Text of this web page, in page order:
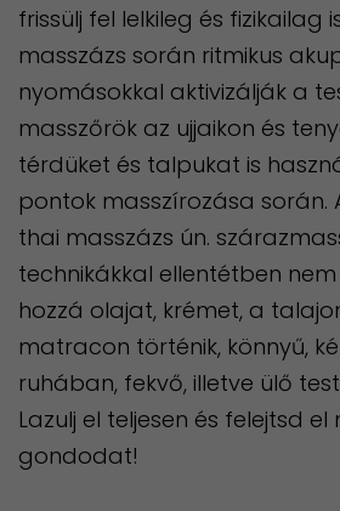
frissülj fel lelkileg és fizikailag
masszázs során ritmikus
nyomásokkal aktivizálják a
masszőrök az ujjaikon és
térdüket és talpukat is
pontok masszírozása során.
thai masszázs ún.
technikákkal ellentétben
hozzá olajat, krémet, a
matracon történik, könnyű,
ruhában, fekvő, illetve ülő
Lazulj el teljesen és felejtsd el
gondodat!